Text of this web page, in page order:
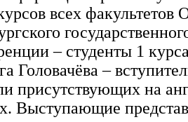
всех
– студенты 1
Головачёва –
присутствующих на
Выступающие